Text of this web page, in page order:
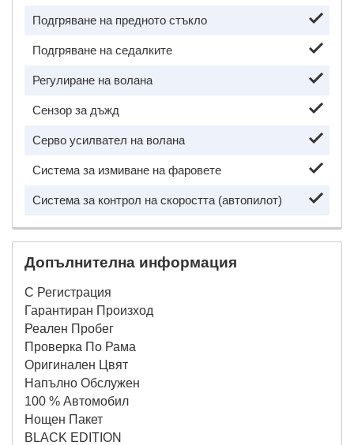
Подгряване на предното стъкло
Подгряване на седалките
Регулиране на волана
Сензор за дъжд
Серво усилвател на волана
Система за измиване на фаровете
Система за контрол на скоростта (автопилот)
Допълнителна информация
С Регистрация
Гарантиран Произход
Реален Пробег
Проверка По Рама
Оригинален Цвят
Напълно Обслужен
100 % Автомобил
Нощен Пакет
BLACK EDITION